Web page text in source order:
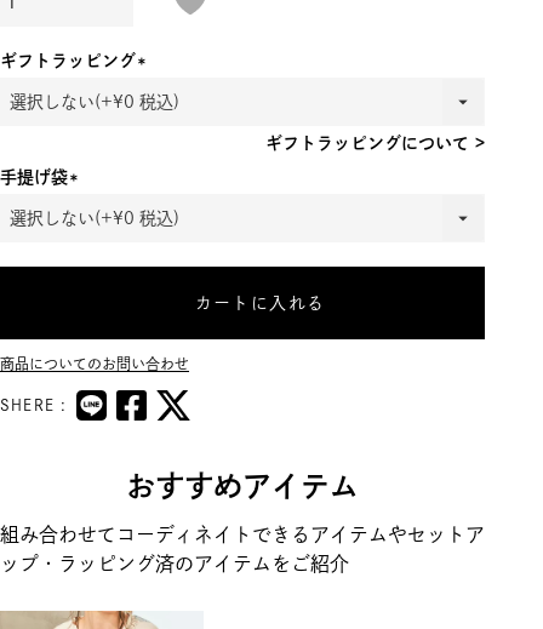
ギフトラッピング
(必
ギフトラッピングについて >
手提げ袋
(必
カートに入れる
商品についてのお問い合わせ
SHERE :
おすすめアイテム
組み合わせてコーディネイトできるアイテムやセットア
ップ・ラッピング済のアイテムをご紹介